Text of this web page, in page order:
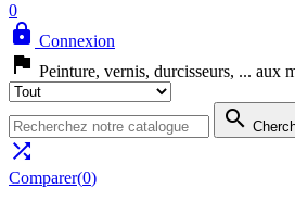
0
 Connexion
 Peinture, vernis, durcisseurs, ... aux


Comparer(0)